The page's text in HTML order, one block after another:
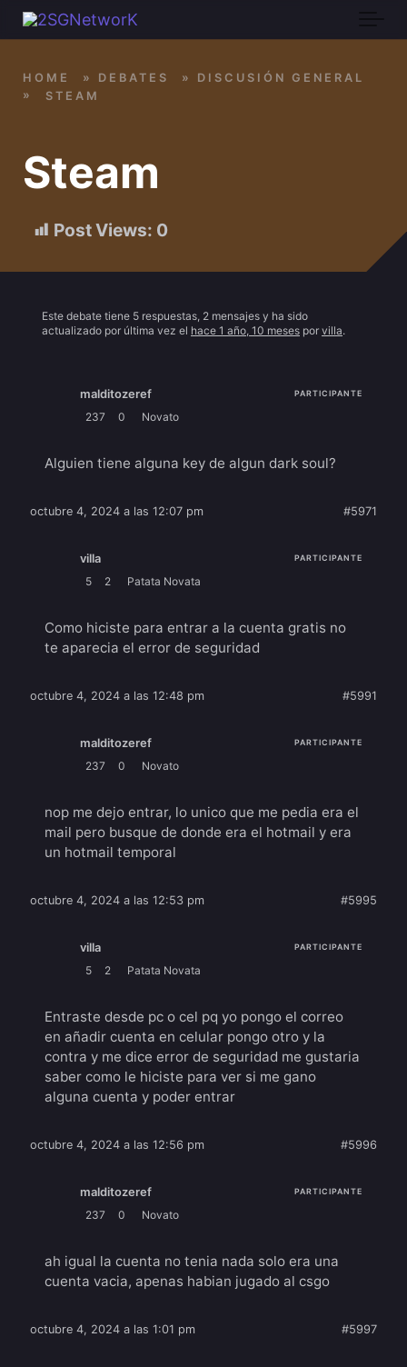
Skip to main content
Steam
Post Views: 0
HOME » DEBATES »
DISCUSIÓN GENERAL
»
STEAM
Este debate tiene 5 respuestas, 2 mensajes y ha sido
actualizado por última vez el hace 1 año, 10 meses por villa.
malditozeref PARTICIPANTE
237 0 Novato
Alguien tiene alguna key de algun dark soul?
octubre 4, 2024 a las 12:07 pm #5971
villa PARTICIPANTE
5 2 Patata Novata
Como hiciste para entrar a la cuenta gratis no
te aparecia el error de seguridad
octubre 4, 2024 a las 12:48 pm #5991
malditozeref PARTICIPANTE
237 0 Novato
nop me dejo entrar, lo unico que me pedia era el
mail pero busque de donde era el hotmail y era
un hotmail temporal
octubre 4, 2024 a las 12:53 pm #5995
villa PARTICIPANTE
5 2 Patata Novata
Entraste desde pc o cel pq yo pongo el correo
en añadir cuenta en celular pongo otro y la
contra y me dice error de seguridad me gustaria
saber como le hiciste para ver si me gano
alguna cuenta y poder entrar
octubre 4, 2024 a las 12:56 pm #5996
malditozeref PARTICIPANTE
237 0 Novato
ah igual la cuenta no tenia nada solo era una
cuenta vacia, apenas habian jugado al csgo
octubre 4, 2024 a las 1:01 pm #5997